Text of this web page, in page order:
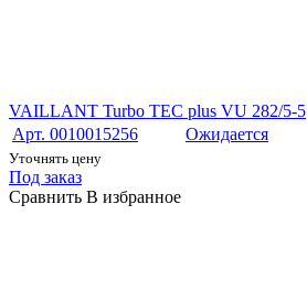
VAILLANT Turbo TEC plus VU 282/5-5
Арт. 0010015256
Ожидается
Уточнять цену
Под заказ
Сравнить В избранное